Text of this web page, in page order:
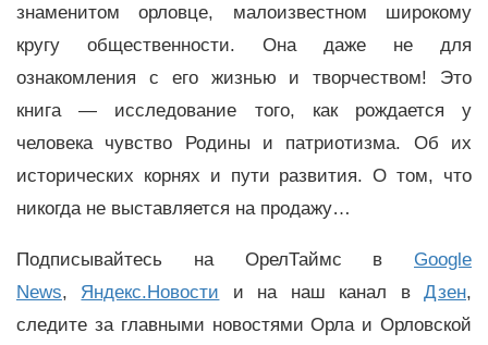
знаменитом орловце, малоизвестном широкому
кругу общественности. Она даже не для
ознакомления с его жизнью и творчеством! Это
книга — исследование того, как рождается у
человека чувство Родины и патриотизма. Об их
исторических корнях и пути развития. О том, что
никогда не выставляется на продажу…
Подписывайтесь на ОрелТаймс в Google
News, Яндекс.Новости и на наш канал вДзен,
следите за главными новостями Орла и Орловской